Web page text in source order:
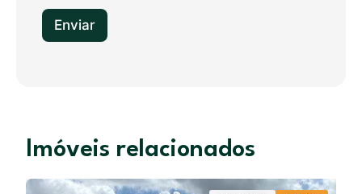
Enviar
Imóveis relacionados